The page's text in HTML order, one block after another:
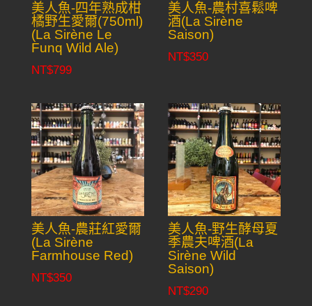
美人魚-四年熟成柑
橘野生愛爾(750ml)
(La Sirène Le
Funq Wild Ale)
NT$799
美人魚-農村喜鬆啤
酒(La Sirène
Saison)
NT$350
美人魚-農莊紅愛爾
(La Sirène
Farmhouse Red)
NT$350
美人魚-野生酵母夏
季農夫啤酒(La
Sirène Wild
Saison)
NT$290